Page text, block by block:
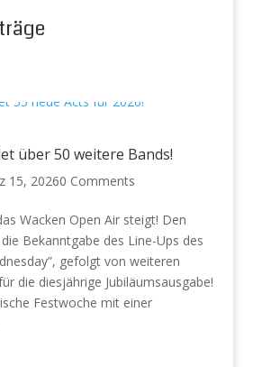
über 50 weitere Bands!
15, 20260 Comments
Wacken Open Air steigt! Den
Bekanntgabe des Line-Ups des
gefolgt von weiteren
die diesjährige Jubiläumsausgabe!
Festwoche mit einer